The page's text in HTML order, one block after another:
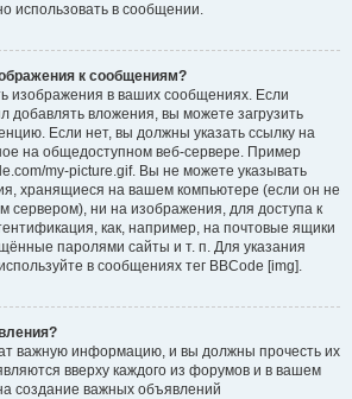
использовать в сообщении.
к сообщениям?
изображения в ваших сообщениях. Если
добавлять вложения, вы можете загрузить
Если нет, вы должны указать ссылку на
на общедоступном веб-сервере. Пример
my-picture.gif. Вы не можете указывать
хранящиеся на вашем компьютере (если он не
сервером), ни на изображения, для доступа к
как, например, на почтовые ящики
паролями сайты и т. п. Для указания
в сообщениях тег BBCode [img].
важную информацию, и вы должны прочесть их
вверху каждого из форумов и в вашем
создание важных объявлений